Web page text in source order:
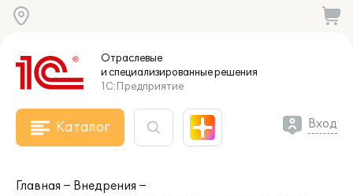
Отраслевые
и специализированныерешения
1С:Предприятие
Каталог Вход
Главная
Внедрения